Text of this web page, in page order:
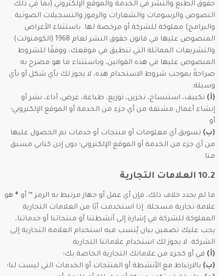
حقوق الطبع والنشر في الخدمة والموقع الإلكتروني (بما في ذلك
النصوص والرسومات والشعارات والرموز والتسجيلات الصوتية
والبرامج) مملوكة للشركة أو مرخصة لها. باستثناء الأغراض
المنصوص عليها في قانون حقوق النشر لعام 1968 (الكومنولث)
والتشريعات المماثلة التي تنطبق في موقعك، ووفقًا للشروط
المنصوص عليها في هذه القوانين، وباستثناء ما هو مصرح به
صراحةً بموجب شروط الاستخدام هذه، لا يجوز لك بأي شكل أو بأي
وسيلة:
(أ) تكييف، استنساخ، تخزين، توزيع، طباعة، عرض، أداء، نشر أو
إنشاء أعمال مشتقة من أي جزء من الخدمة أو الموقع الإلكتروني؛
أو
(ب) تسويق أي معلومات أو منتجات أو خدمات تم الحصول عليها
من أي جزء من الخدمة أو الموقع الإلكتروني؛ دون إذن كتابي مسبق
منا.
10.2 العلامات التجارية
ما لم يحدد خلاف ذلك، فإن أي عمل أو جهاز مرتبط به الرمز ™ أو ® هو
علامة تجارية مسجلة. إذا استخدمت أيًا من العلامات التجارية
المملوكة للشركة في إشارة إلى أنشطتنا أو منتجاتنا أو خدماتنا،
يجب عليك تضمين بيان يُنسب فيه استخدام العلامة التجارية إلى
الشركة. لا يجوز لك استخدام علاماتنا التجارية:
(أ) في أو كجزء من علاماتك التجارية الخاصة بك؛
(ب) بالارتباط مع الأنشطة أو المنتجات أو الخدمات التي ليست لنا؛